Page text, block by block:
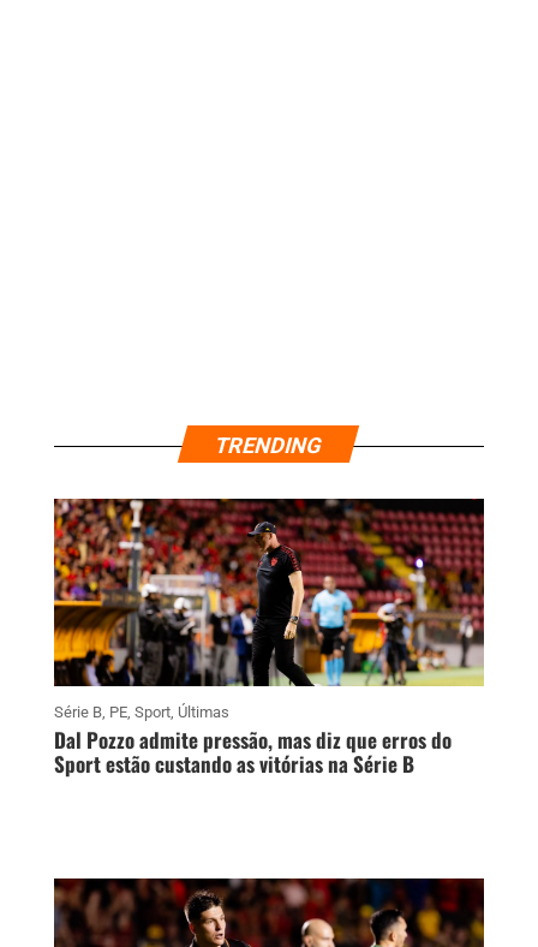
TRENDING
Série B, PE, Sport, Últimas
Dal Pozzo admite pressão, mas diz que erros do
Sport estão custando as vitórias na Série B